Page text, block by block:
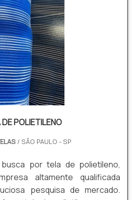
POLIETILENO
/ SÃO PAULO - SP
por tela de polietileno,
altamente qualificada
pesquisa de mercado.